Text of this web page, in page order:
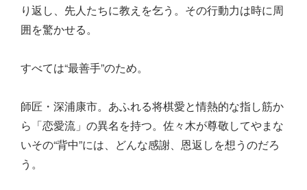
り返し、先人たちに教えを乞う。その行動力は時に周
囲を驚かせる。
すべては“最善手”のため。
師匠・深浦康市。あふれる将棋愛と情熱的な指し筋か
ら「恋愛流」の異名を持つ。佐々木が尊敬してやまな
いその“背中”には、どんな感謝、恩返しを想うのだろ
う。